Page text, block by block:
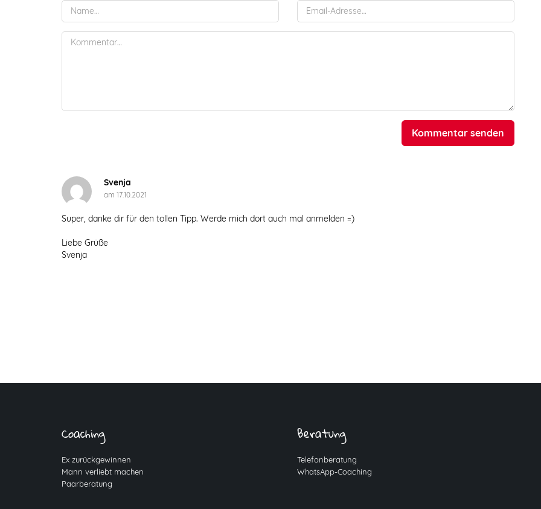
Kommentar senden
Svenja
am 17.10.2021
Super, danke dir für den tollen Tipp. Werde mich dort auch mal anmelden =)
Liebe Grüße
Svenja
Coaching
Ex zurückgewinnen
Mann verliebt machen
Paarberatung
Beratung
Telefonberatung
WhatsApp-Coaching